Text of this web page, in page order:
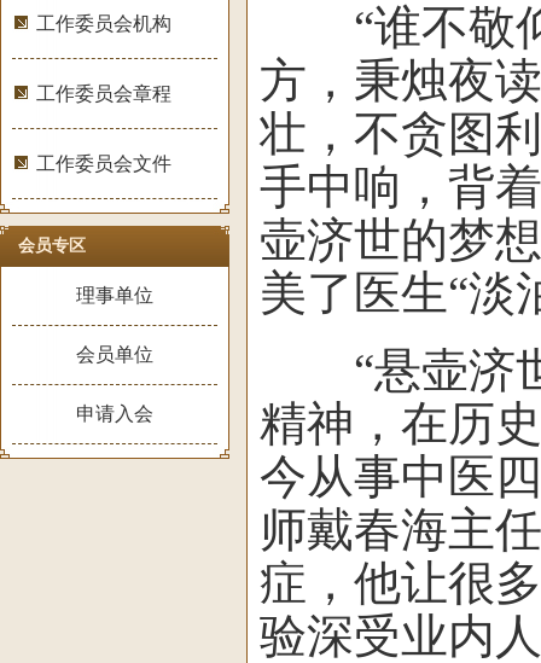
工作委员会机构
工作委员会章程
工作委员会文件
会员专区
理事单位
会员单位
申请入会
“谁不敬仰
方，秉烛夜
壮，不贪图
手中响，背
壶济世的梦
美了医生“淡
“悬壶济世
精神，在历
今从事中医
师戴春海主
症，他让很
验深受业内